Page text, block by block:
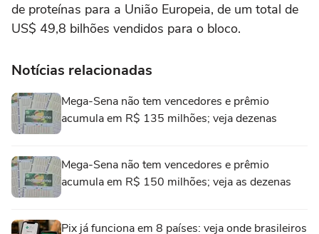
de proteínas para a União Europeia, de um total de
US$ 49,8 bilhões vendidos para o bloco.
Notícias relacionadas
Mega-Sena não tem vencedores e prêmio
acumula em R$ 135 milhões; veja dezenas
Mega-Sena não tem vencedores e prêmio
acumula em R$ 150 milhões; veja as dezenas
Pix já funciona em 8 países: veja onde brasileiros